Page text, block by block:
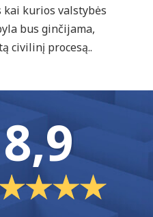
kai kurios valstybės
bus ginčijama,
civilinį procesą..
8,9